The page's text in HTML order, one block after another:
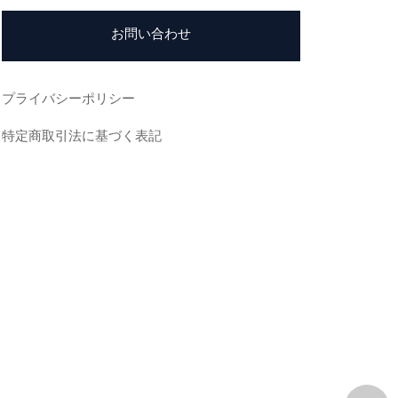
お問い合わせ
プライバシーポリシー
特定商取引法に基づく表記